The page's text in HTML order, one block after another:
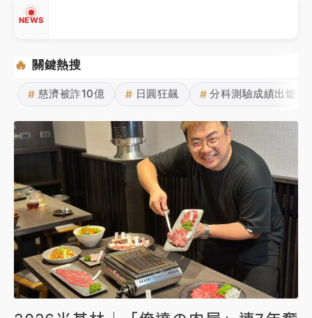
NEWS
處置制度大變革！ 證交所今起縮短股票「關禁閉」天
數與撮合時間
到來時引起我的好奇
白海豚颱風解除海警 西南風來了！4縣市大雨特報、各
分析｜ 7月營收甫首破單月9000億元下半年續旺指
標？ 鴻海本週法說法人關注的四大重點
NBA｜
傳奇名帥驚傳離世！曾以「瘋狂籃球」震撼聯
盟 兩大愛徒向他致
中租控股7月營收創今年新高 前7月獲利成長6%
獨家｜ 和欣客運總裁逝世！少東涉洗錢遭收押 戴手銬
腳鐐提前奔靈堂畫面曝
▲
🔥 關鍵熱搜
# 慈濟被詐10億 # 日圓狂飆 # 分科測驗成績出爐